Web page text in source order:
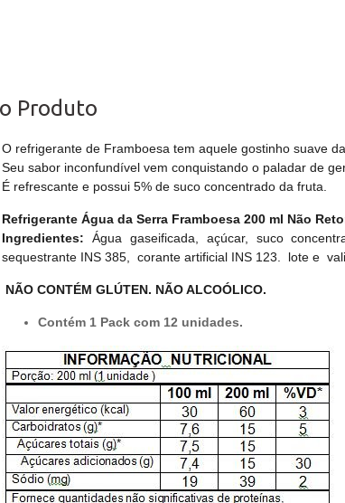
Produto
O refrigerante de Framboesa tem aquele gostinho suave
Seu sabor inconfundível vem conquistando o paladar de
É refrescante e possui 5% de suco concentrado da fruta.
Refrigerante Água da Serra Framboesa 200 ml Não
Ingredientes: Água gaseificada, açúcar, suco
sequestrante INS 385, corante artificial INS 123. lote e
NÃO CONTÉM GLÚTEN. NÃO ALCOÓLICO.
Contém 1 Pack com 12 unidades.